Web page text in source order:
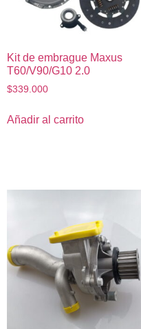
Kit de embrague Maxus
T60/V90/G10 2.0
$339.000
Añadir al carrito